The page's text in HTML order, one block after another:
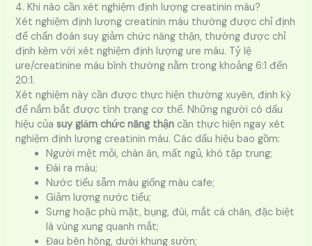
4. Khi nào cần xét nghiệm định lượng creatinin máu?
Xét nghiệm định lượng creatinin máu thường được chỉ định
để chẩn đoán suy giảm chức năng thận, thường được chỉ
định kèm với xét nghiệm định lượng ure máu. Tỷ lệ
ure/creatinine máu bình thường nằm trong khoảng 6:1 đến
20:1.
Xét nghiệm này cần được thực hiện thường xuyên, định kỳ
để nắm bắt được tình trạng cơ thể. Những người có dấu
hiệu củasuy giảm chức năng thận cần thực hiện ngay xét
nghiệm định lượng creatinin máu. Các dấu hiệu bao gồm:
Người mệt mỏi, chán ăn, mất ngủ, khó tập trung;
Đái ra máu;
Nước tiểu sẫm màu giống màu cafe;
Giảm lượng nước tiểu;
Sưng hoặc phù mặt, bụng, đùi, mắt cá chân, đặc biệt
là vùng xung quanh mắt;
Đau bên hông, dưới khung sườn;